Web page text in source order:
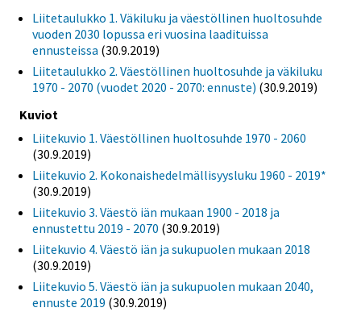
Liitetaulukko 1. Väkiluku ja väestöllinen huoltosuhde
vuoden 2030 lopussa eri vuosina laadituissa
ennusteissa (30.9.2019)
Liitetaulukko 2. Väestöllinen huoltosuhde ja väkiluku
1970 - 2070 (vuodet 2020 - 2070: ennuste) (30.9.2019)
Kuviot
Liitekuvio 1. Väestöllinen huoltosuhde 1970 - 2060
(30.9.2019)
Liitekuvio 2. Kokonaishedelmällisyysluku 1960 - 2019*
(30.9.2019)
Liitekuvio 3. Väestö iän mukaan 1900 - 2018 ja
ennustettu 2019 - 2070 (30.9.2019)
Liitekuvio 4. Väestö iän ja sukupuolen mukaan 2018
(30.9.2019)
Liitekuvio 5. Väestö iän ja sukupuolen mukaan 2040,
ennuste 2019 (30.9.2019)